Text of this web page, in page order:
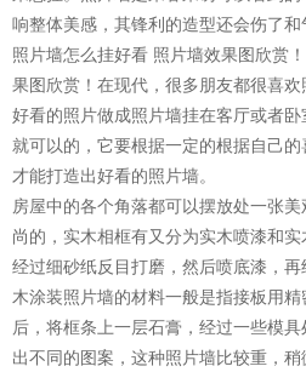
响整体美感，其锋利的造型还会伤了和
照片墙怎么挂好看 照片墙效果图欣赏
果图欣赏！在现代，很多朋友都很喜
好看的照片做成照片墙挂在客厅或者
就可以的，它要根据一定的根据自己
才能打造出好看的照片墙。
房屋中的各个角落都可以摆放处一张
尚的，实木相框有又分为实木喷漆和
经过细砂纸反目打磨，然后喷底漆，
木涂装照片墙的材料一般是指接板用
后，将框条上一层石膏，经过一些模
出不同的图案，这种照片墙比较重，